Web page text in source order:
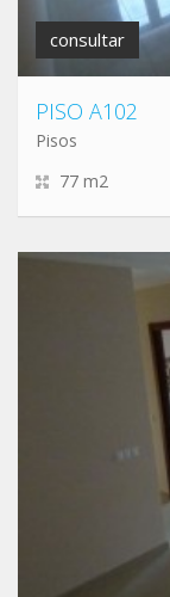
consultar
PISO A102
Pisos
77 m2